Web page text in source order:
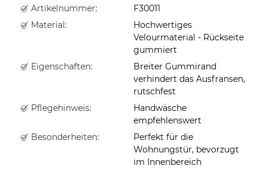
Artikelnummer:
F30011
Material:
Hochwertiges
Velourmaterial - Rückseite
gummiert
Eigenschaften:
Breiter Gummirand
verhindert das Ausfransen,
rutschfest
Pflegehinweis:
Handwäsche
empfehlenswert
Besonderheiten:
Perfekt für die
Wohnungstür, bevorzugt
im Innenbereich